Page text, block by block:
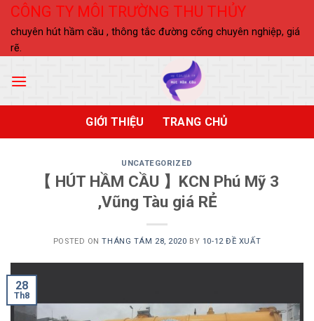
Skip
content
CÔNG TY MÔI TRƯỜNG THU THỦY
chuyên hút hầm cầu , thông tắc đường cống chuyên nghiệp, giá
rẽ.
GIỚI THIỆU TRANG CHỦ
UNCATEGORIZED
【 HÚT HẦM CẦU 】KCN Phú Mỹ 3
,Vũng Tàu giá RẺ
POSTED ONTHÁNG TÁM 28, 2020 BY 10-12 ĐỀ XUẤT
28
Th8